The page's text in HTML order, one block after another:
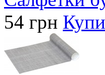
54 грн